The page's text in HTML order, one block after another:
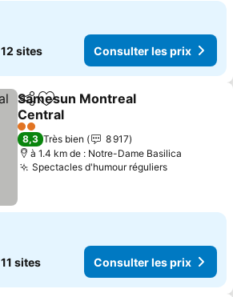
12 sites Consulter les prix
PartagerAjouter à mes favoris
Samesun Montreal
Central
Consulter les prix
2 Étoiles
8,3 Très bien
8 917
à 1.4 km de : Notre-Dame Basilica
Spectacles d'humour réguliersConsulter
11 sites Consulter les prix